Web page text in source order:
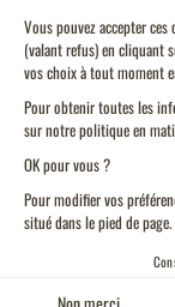
CGU
CGV Vente à
CGU Programme de
Politique Cookies
Protection des
Plan du site
Pour votre santé, pratiquez